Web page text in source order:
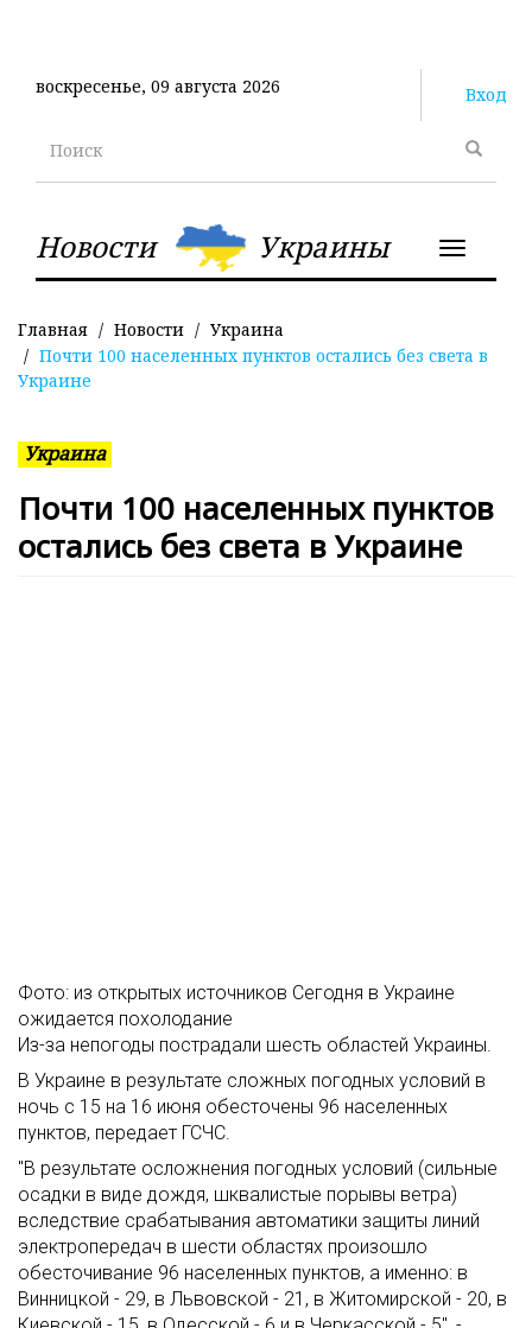
содержанию
воскресенье, 09 августа 2026 Вход
Поиск
Новости Украины
Toggle
Главная Новости
Украина
Почти 100 населенных пунктов остались без света в
Украине
Почти 100 населенных пунктов
остались без света в Украине
Украина
Фото: из открытых источников Сегодня в Украине
ожидается похолодание
Из-за непогоды пострадали шесть областей Украины.
В Украине в результате сложных погодных условий в
ночь с 15 на 16 июня обесточены 96 населенных
пунктов, передает ГСЧС.
"В результате осложнения погодных условий (сильные
осадки в виде дождя, шквалистые порывы ветра)
вследствие срабатывания автоматики защиты линий
электропередач в шести областях произошло
обесточивание 96 населенных пунктов, а именно: в
Винницкой - 29, в Львовской - 21, в Житомирской - 20, в